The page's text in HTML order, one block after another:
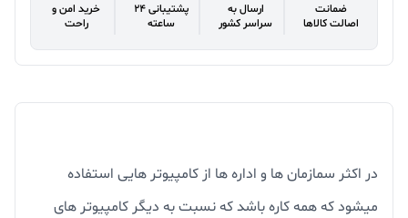
ضمانت
اصالت کالاها
ارسال به
سراسر کشور
پشتیبانی 24
ساعته
خرید امن و
راحت
در اکثر سمازمان ها و اداره ها از کامپیوتر هایی استفاده
میشود که همه کاره باشد که نسبت به دیگر کامپیوتر های